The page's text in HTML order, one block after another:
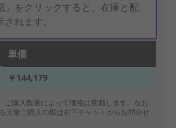
」をクリックすると、在庫と配
れます。
単価
￥144,179
購入数量によって価格は変動します。なお、
大量ご購入の際は右下チャットからお問合せ